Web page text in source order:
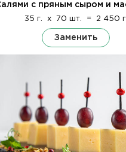
с пряным сыром и
35 г. x 70 шт. = 2 450 г.
Заменить